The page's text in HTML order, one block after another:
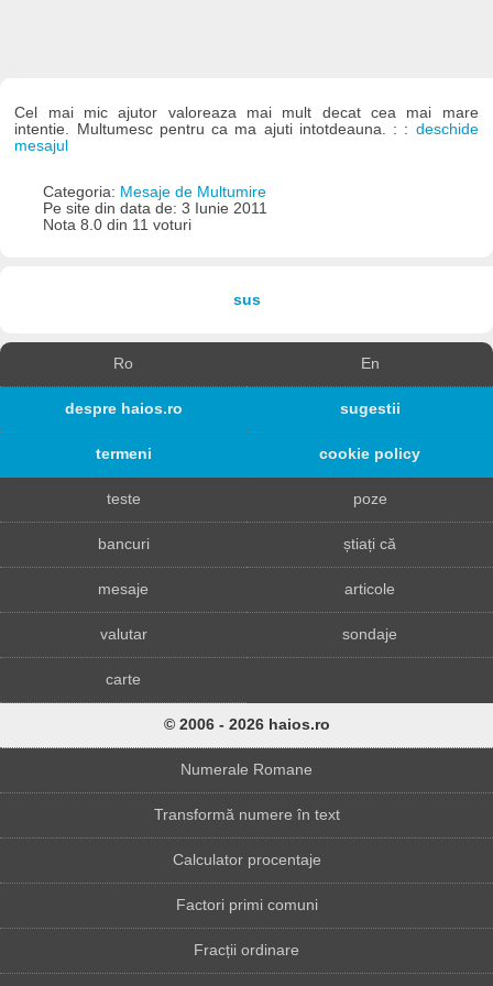
Cel mai mic ajutor valoreaza mai mult decat cea mai mare
intentie. Multumesc pentru ca ma ajuti intotdeauna. : : deschide
mesajul
Categoria: Mesaje de Multumire
Pe site din data de: 3 Iunie 2011
Nota 8.0 din 11 voturi
sus
Ro En
despre haios.ro sugestii
termeni cookie policy
teste poze
bancuri știați că
mesaje articole
valutar sondaje
carte
© 2006 - 2026 haios.ro
Numerale Romane
Transformă numere în text
Calculator procentaje
Factori primi comuni
Fracții ordinare